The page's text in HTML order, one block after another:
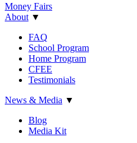
Money Fairs
About ▼
FAQ
School Program
Home Program
CFEE
Testimonials
News & Media ▼
Blog
Media Kit